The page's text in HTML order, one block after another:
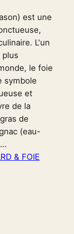
est une
L'un
plus
le foie
symbole
et
de la
de
(eau-
& FOIE